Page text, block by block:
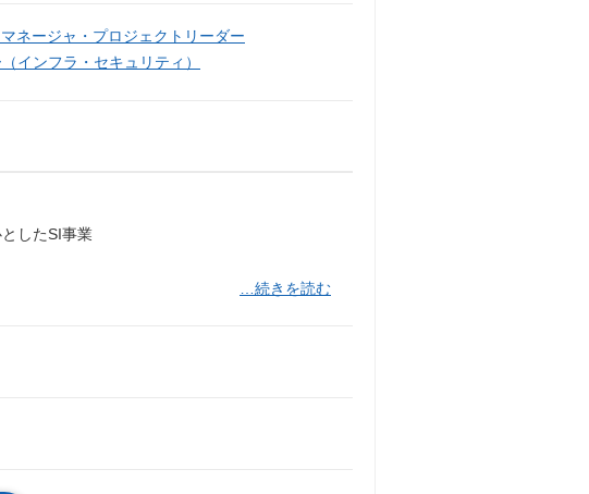
ネージャ・プロジェクトリーダー
インフラ・セキュリティ）
したSI事業
…続きを読む